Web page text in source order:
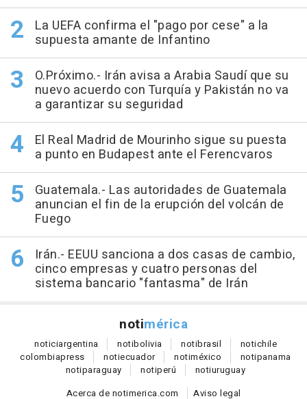
La UEFA confirma el "pago por cese" a la
supuesta amante de Infantino
O.Próximo.- Irán avisa a Arabia Saudí que su
nuevo acuerdo con Turquía y Pakistán no va
a garantizar su seguridad
El Real Madrid de Mourinho sigue su puesta
a punto en Budapest ante el Ferencvaros
Guatemala.- Las autoridades de Guatemala
anuncian el fin de la erupción del volcán de
Fuego
Irán.- EEUU sanciona a dos casas de cambio,
cinco empresas y cuatro personas del
sistema bancario "fantasma" de Irán
notimérica
noticiargentina notibolivia notibrasil notichile
colombiapress notiecuador notiméxico notipanama
notiparaguay notiperú notiuruguay
Acerca de notimerica.com
Aviso legal